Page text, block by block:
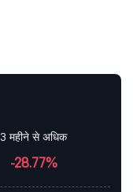
3 महीने से अधिक
-28.77%